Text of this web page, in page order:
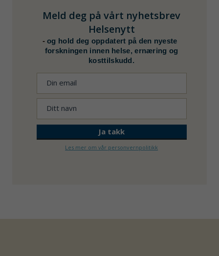
Meld deg på vårt nyhetsbrev
Helsenytt
-og hold deg oppdatert på den nyeste
forskningen innen helse, ernæring og
kosttilskudd.
Les mer om vår personvernpolitikk